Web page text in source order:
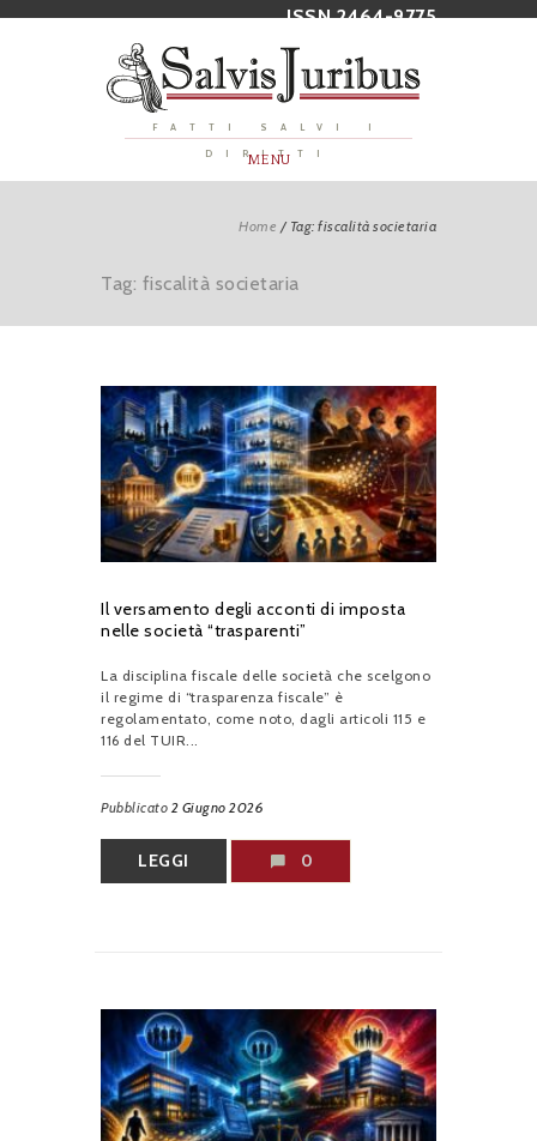
ISSN 2464-9775
FATTI SALVI I
DIRITTI
MENU
Home / Tag: fiscalità societaria
Tag: fiscalità societaria
Il versamento degli acconti di imposta
nelle società “trasparenti”
La disciplina fiscale delle società che scelgono
il regime di “trasparenza fiscale” è
regolamentato, come noto, dagli articoli 115 e
116 del TUIR...
Pubblicato 2 Giugno 2026
LEGGI 0